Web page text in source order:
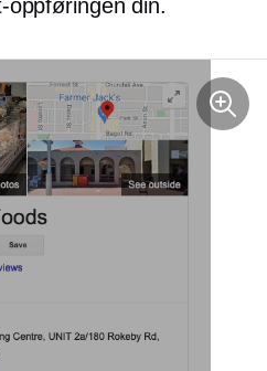
oppføringen din.